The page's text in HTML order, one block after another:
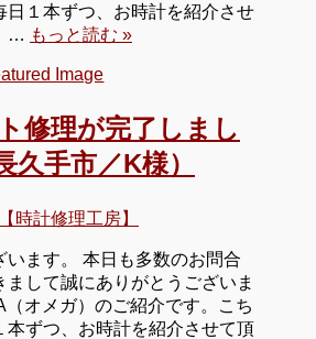
日１本ずつ、お時計を紹介させ
… もっと読む »
修理が完了しまし
久手市／K様）
時計修理工房】
ます。 本日も多数のお問合
して誠にありがとうございま
オメガ）のご紹介です。こち
本ずつ、お時計を紹介させて頂